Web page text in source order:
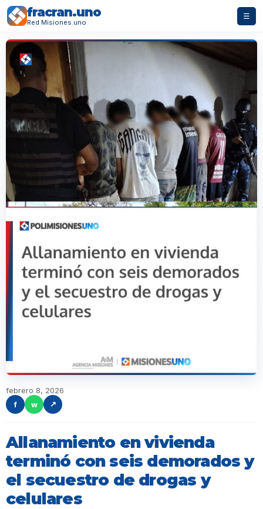
fracran.uno
Red Misiones.uno
☰
febrero 8, 2026
f
w ↗
Allanamiento en vivienda
terminó con seis demorados y
el secuestro de drogas y
celulares